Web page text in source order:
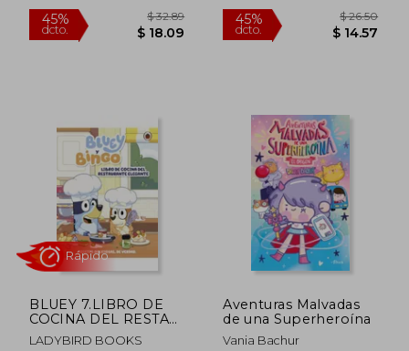
45%
dcto.
40%
dcto.
BLUEY 7.LIBRO DE
COCINA DEL RESTAU
- FSC
LADYBIRD BOOKS
Aventuras Malvadas
de una Superheroína
Vania Bachur